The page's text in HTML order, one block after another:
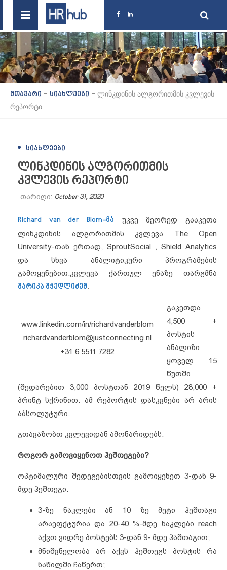
მთავარი - სიახლეები - ლინკდინის ალგორითმის კვლევის
რეპორტი
ᲡᲘᲐᲮᲚᲔᲔᲑᲘ
ლინკდინის ალგორითმის
კვლევის რეპორტი
თარიღი: October 31, 2020
Richard van der Blom-მა უკვე მეორედ გააკეთა
ლინკდინის ალგორითმის კვლევა The Open
University-თან ერთად, SproutSocial , Shield Analytics
და სხვა ანალიტიკური პროგრამების
გამოყენებით.კვლევა ქართულ ენაზე თარგმნა
მარიკა მჭედლიძემ.
www.linkedin.com/in/richardvanderblom
richardvanderblom@justconnecting.nl
+31 6 5511 7282
გაკეთდა
4,500 +
პოსტის
ანალიზი
ყოველ 15
წუთში
(შედარებით 3,000 პოსტთან 2019 წელს) 28,000 +
პრინტ სქრინით. ამ რეპორტის დასკვნები არ არის
აბსოლუტური.
გთავაზობთ კვლევიდან ამონარიდებს.
როგორ გამოვიყენოთ ჰეშთეგები?
ოპტიმალური შედეგებისთვის გამოიყენეთ 3-დან 9-
მდე ჰეშთეგი.
3-ზე ნაკლები ან 10 ზე მეტი ჰეშთაგი
არაეფქტურია და 20-40 %-მდე ნაკლები reach
აქვთ ვიდრე პოსტებს 3-დან 9- მდე ჰაშთაგით;
მნიშვნელობა არ აქვს ჰეშთეგს პოსტის რა
ნაწილში ჩაწერთ;